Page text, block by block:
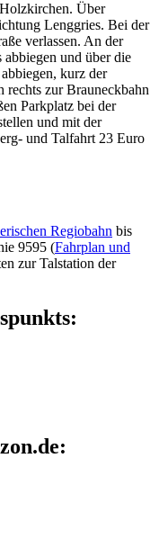
Über
Lenggries. Bei der
verlassen. An der
und über die
kurz der
rechts zur Brauneckbahn
Parkplatz bei der
und mit der
und Talfahrt 23 Euro
Regiobahn bis
9595 (Fahrplan und
zur Talstation der